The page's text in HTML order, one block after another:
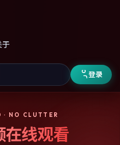
于
登录
· NO CLUTTER
在线观看